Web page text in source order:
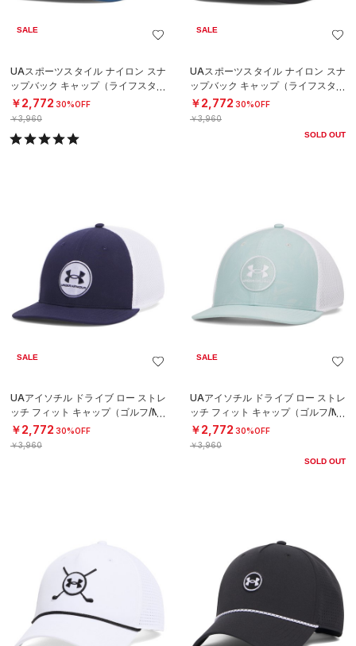
SALE
UAスポーツスタイル ナイロン スナ
ップバック キャップ（ライフスタイ
ル/MEN）
￥2,772 30%OFF
￥3,960
SALE
UAスポーツスタイル ナイロン スナ
ップバック キャップ（ライフスタイ
ル/MEN）
￥2,772 30%OFF
￥3,960
SOLD OUT
SALE
UAアイソチル ドライブ ロー ストレ
ッチ フィット キャップ（ゴルフ/ME
N）
￥2,772 30%OFF
￥3,960
SALE
UAアイソチル ドライブ ロー ストレ
ッチ フィット キャップ（ゴルフ/ME
N）
￥2,772 30%OFF
￥3,960
SOLD OUT